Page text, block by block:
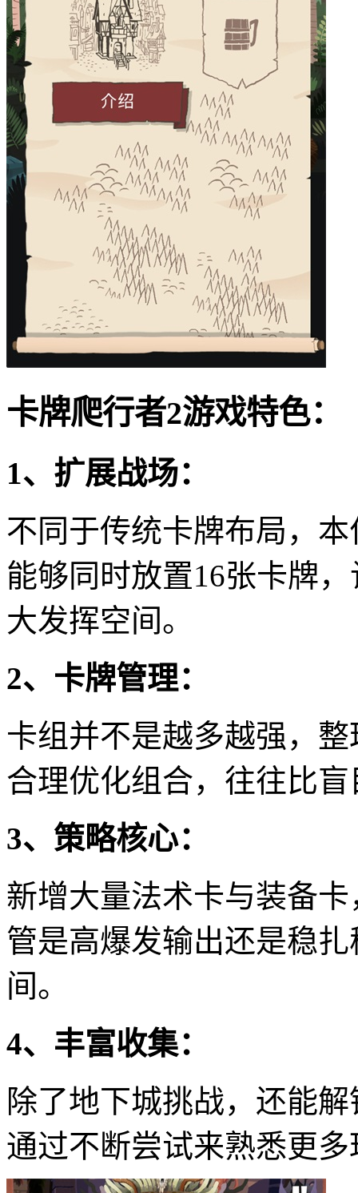
卡牌爬行者2游戏特色：
1、扩展战场：
不同于传统卡牌布局，
能够同时放置16张卡牌
大发挥空间。
2、卡牌管理：
卡组并不是越多越强，
合理优化组合，往往比
3、策略核心：
新增大量法术卡与装备
管是高爆发输出还是稳
间。
4、丰富收集：
除了地下城挑战，还能
通过不断尝试来熟悉更